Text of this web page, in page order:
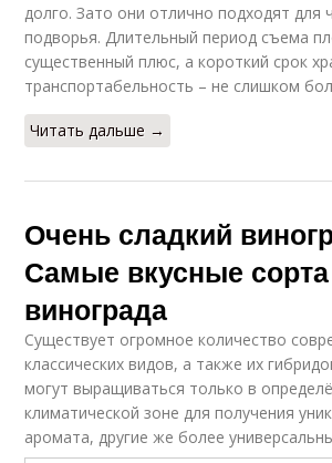
долго. Зато они отлично подходят для
подворья. Длительный период съема
существенный плюс, а короткий срок
транспортабельность – не слишком
Читать дальше →
Очень сладкий
Самые вкусные сорта
винограда
Существует огромное количество
классических видов, а также их
могут выращиваться только в
климатической зоне для получения
аромата, другие же более